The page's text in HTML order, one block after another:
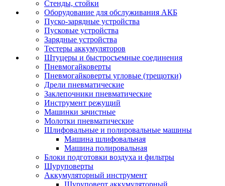
Стенды, стойки
Оборудование для обслуживания АКБ
Пуско-зарядные устройства
Пусковые устройства
Зарядные устройства
Тестеры аккумуляторов
Штуцеры и быстросъемные соединения
Пневмогайковерты
Пневмогайковерты угловые (трещотки)
Дрели пневматические
Заклепочники пневматические
Инструмент режущий
Машинки зачистные
Молотки пневматические
Шлифовальные и полировальные машины
Машина шлифовальная
Машина полировальная
Блоки подготовки воздуха и фильтры
Шуруповерты
Аккумуляторный инструмент
Шуруповерт аккумуляторный